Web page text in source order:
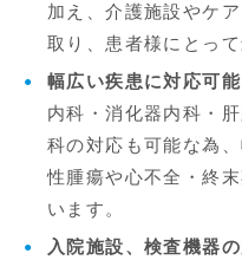
加え、介護施設やケ
取り、患者様にとっ
幅広い疾患に対応可能
内科・消化器内科・
科の対応も可能な為
性腫瘍や心不全・終
います。
入院施設、検査機器